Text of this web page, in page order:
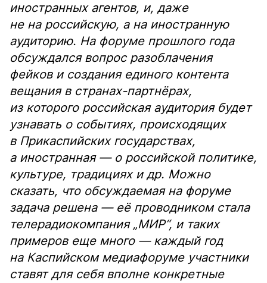
иностранных агентов, и, даже
не на российскую, а на иностранную
аудиторию. На форуме прошлого года
обсуждался вопрос разоблачения
фейков и создания единого контента
вещания в странах-партнёрах,
из которого российская аудитория будет
узнавать о событиях, происходящих
в Прикаспийских государствах,
а иностранная — о российской политике,
культуре, традициях и др. Можно
сказать, что обсуждаемая на форуме
задача решена — её проводником стала
телерадиокомпания „МИР“, и таких
примеров еще много — каждый год
на Каспийском медиафоруме участники
ставят для себя вполне конкретные